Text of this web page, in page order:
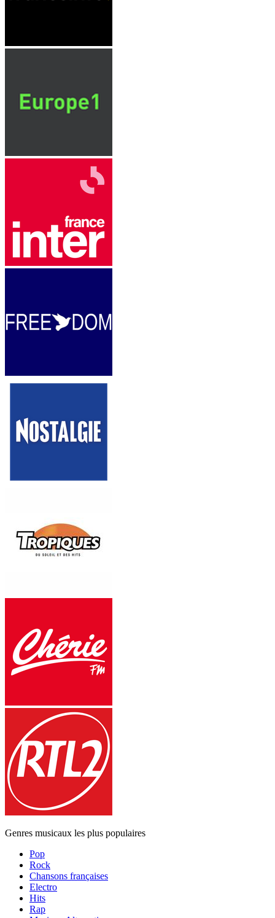
Genres musicaux les plus populaires
Pop
Rock
Chansons françaises
Electro
Hits
Rap